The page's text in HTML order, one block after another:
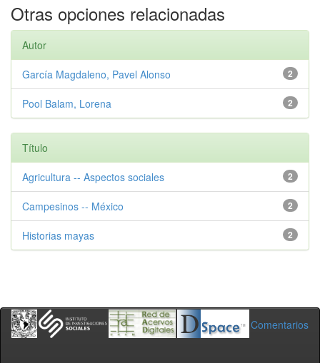
Otras opciones relacionadas
Autor
2
García Magdaleno, Pavel Alonso
2
Pool Balam, Lorena
Título
2
Agricultura -- Aspectos sociales
2
Campesinos -- México
2
Historias mayas
Comentarios